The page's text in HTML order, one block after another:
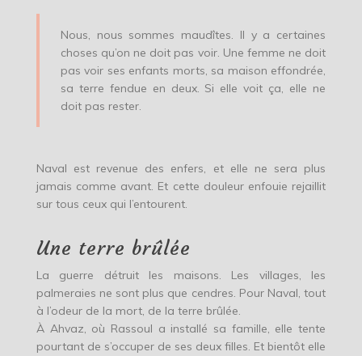
Nous, nous sommes maudîtes. Il y a certaines
choses qu’on ne doit pas voir. Une femme ne doit
pas voir ses enfants morts, sa maison effondrée,
sa terre fendue en deux. Si elle voit ça, elle ne
doit pas rester.
Naval est revenue des enfers, et elle ne sera plus
jamais comme avant. Et cette douleur enfouie rejaillit
sur tous ceux qui l’entourent.
Une terre brûlée
La guerre détruit les maisons. Les villages, les
palmeraies ne sont plus que cendres. Pour Naval, tout
à l’odeur de la mort, de la terre brûlée.
À Ahvaz, où Rassoul a installé sa famille, elle tente
pourtant de s’occuper de ses deux filles. Et bientôt elle